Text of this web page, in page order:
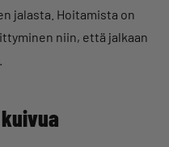
jalasta. Hoitamista on
niin, että jalkaan